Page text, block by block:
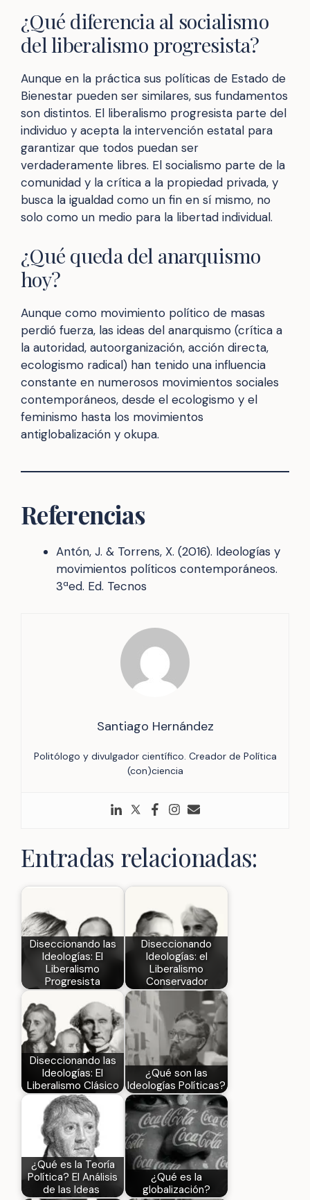
¿Qué diferencia al socialismo
del liberalismo progresista?
Aunque en la práctica sus políticas de Estado de
Bienestar pueden ser similares, sus fundamentos
son distintos. El liberalismo progresista parte del
individuo y acepta la intervención estatal para
garantizar que todos puedan ser
verdaderamente libres. El socialismo parte de la
comunidad y la crítica a la propiedad privada, y
busca la igualdad como un fin en sí mismo, no
solo como un medio para la libertad individual.
¿Qué queda del anarquismo
hoy?
Aunque como movimiento político de masas
perdió fuerza, las ideas del anarquismo (crítica a
la autoridad, autoorganización, acción directa,
ecologismo radical) han tenido una influencia
constante en numerosos movimientos sociales
contemporáneos, desde el ecologismo y el
feminismo hasta los movimientos
antiglobalización y okupa.
Referencias
Antón, J. & Torrens, X. (2016). Ideologías y
movimientos políticos contemporáneos.
3ªed. Ed. Tecnos
Santiago Hernández
Politólogo y divulgador científico. Creador de Política
(con)ciencia
Entradas relacionadas:
Diseccionando las
Ideologías: El
Liberalismo
Progresista
Diseccionando
Ideologías: el
Liberalismo
Conservador
Diseccionando las
Ideologías: El
Liberalismo Clásico
¿Qué son las
Ideologías Políticas?
¿Qué es la Teoría
Política? El Análisis
de las Ideas
¿Qué es la
globalización?